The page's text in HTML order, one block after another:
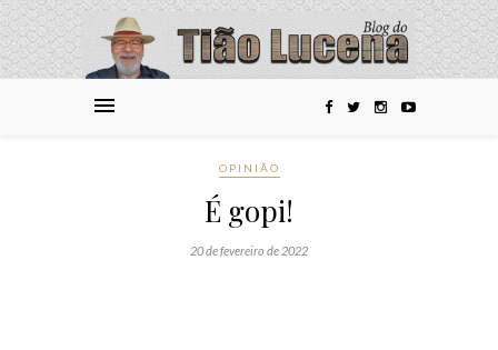
OPINIÃO
É gopi!
20 de fevereiro de 2022